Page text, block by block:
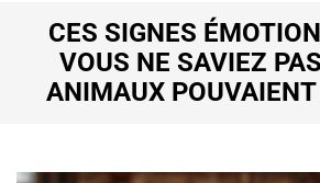
CES SIGNES
VOUS NE SAVIEZ
ANIMAUX